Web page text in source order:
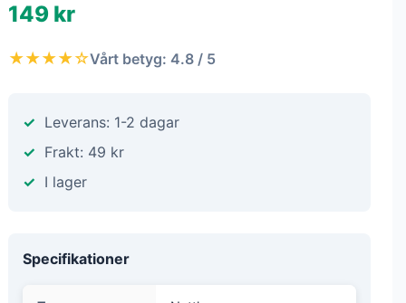
149 kr
★★★★☆Vårt betyg: 4.8 / 5
Leverans: 1-2 dagar
Frakt: 49 kr
I lager
Specifikationer